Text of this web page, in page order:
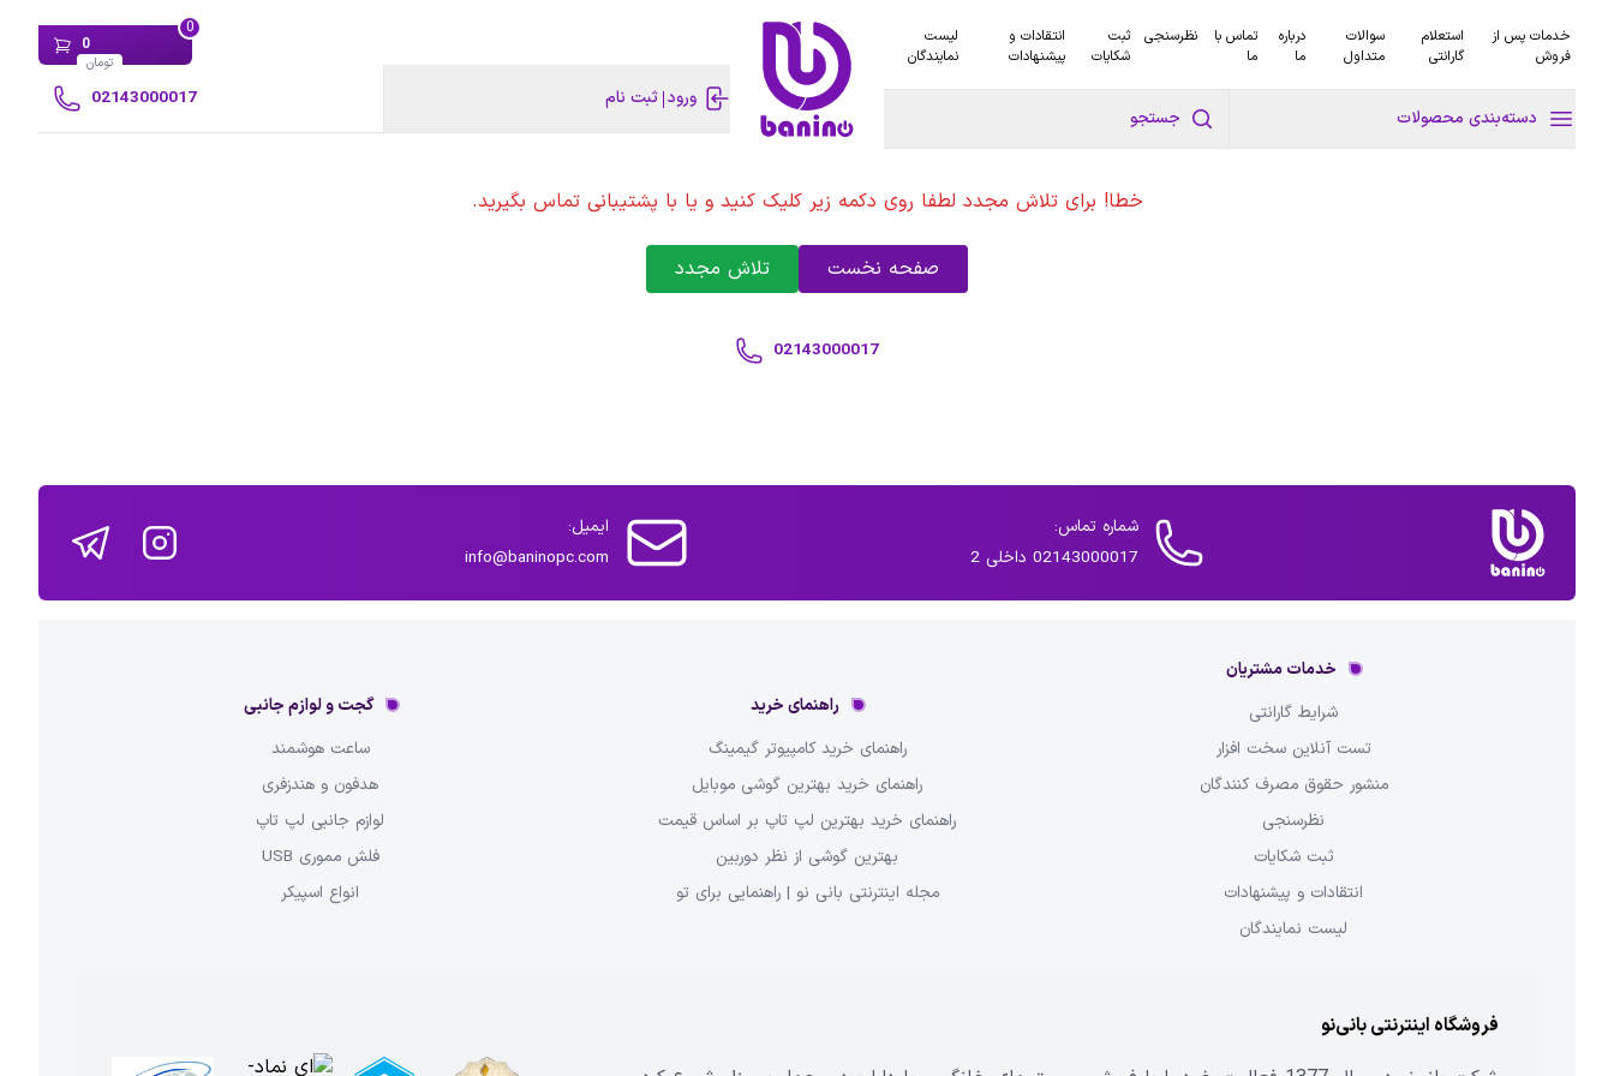
خدمات پس از
فروش
استعلام
گارانتی
سوالات
متداول
درباره
ما
تماس با
ما
نظرسنجی
ثبت
شکایات
انتقادات و
پیشنهادات
لیست
نمایندگان
دسته‌بندی محصولات جستجو
0
0
تومان
ورود ثبت نام 02143000017
خطا! برای تلاش مجدد لطفا روی دکمه زیر کلیک کنید و یا با پشتیبانی تماس بگیرید.
صفحه نخست تلاش مجدد
02143000017
شماره تماس:
02143000017 داخلی 2
ایمیل:
info@baninopc.com
خدمات مشتریان
شرایط گارانتی
تست آنلاین سخت افزار
منشور حقوق مصرف کنندگان
نظرسنجی
ثبت شکایات
انتقادات و پیشنهادات
لیست نمایندگان
راهنمای خرید
راهنمای خرید کامپیوتر گیمینگ
راهنمای خرید بهترین گوشی موبایل
راهنمای خرید بهترین لپ تاپ بر اساس قیمت
بهترین گوشی از نظر دوربین
مجله اینترنتی بانی نو | راهنمایی برای تو
گجت و لوازم جانبی
ساعت هوشمند
هدفون و هندزفری
لوازم جانبی لپ تاپ
فلش مموری USB
انواع اسپیکر
فروشگاه اینترنتی بانی‌نو